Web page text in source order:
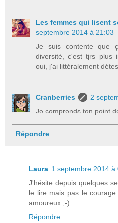
Les femmes qui lisent
septembre 2014 à 21:03
Je suis contente que
diversité, c'est tjrs plus
oui, j'ai littéralement
Cranberries
2
Je comprends ton point
Répondre
Laura 1 septembre 2014 à
J'hésite depuis quelques
le lire mais pas le
amoureux ;-)
Répondre